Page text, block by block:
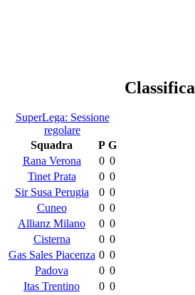
Classifica
SuperLega: Sessione
regolare
Squadra
P G
Rana Verona
0 0
Tinet Prata
0 0
Sir Susa Perugia
0 0
Cuneo
0 0
Allianz Milano
0 0
Cisterna
0 0
Gas Sales Piacenza 0 0
Padova
0 0
Itas Trentino
0 0